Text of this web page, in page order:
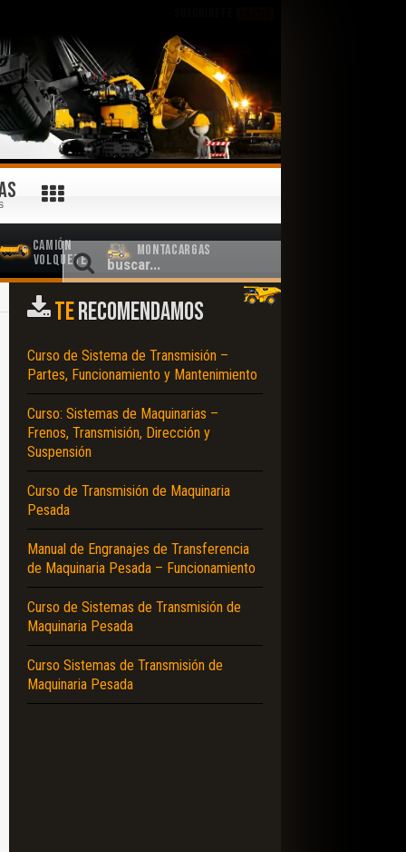
Camión
Volquete
Montacargas
TERECOMENDAMOS
Curso de Sistema de Transmisión –
Partes, Funcionamiento y Mantenimiento
Curso: Sistemas de Maquinarias –
Frenos, Transmisión, Dirección y
Suspensión
Curso de Transmisión de Maquinaria
Pesada
Manual de Engranajes de Transferencia
de Maquinaria Pesada – Funcionamiento
Curso de Sistemas de Transmisión de
Maquinaria Pesada
Curso Sistemas de Transmisión de
Maquinaria Pesada